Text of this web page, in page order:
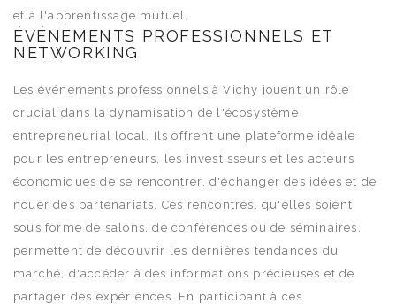
et à l'apprentissage mutuel.
ÉVÉNEMENTS PROFESSIONNELS ET
NETWORKING
Les événements professionnels à Vichy jouent un rôle
crucial dans la dynamisation de l'écosystème
entrepreneurial local. Ils offrent une plateforme idéale
pour les entrepreneurs, les investisseurs et les acteurs
économiques de se rencontrer, d'échanger des idées et de
nouer des partenariats. Ces rencontres, qu'elles soient
sous forme de salons, de conférences ou de séminaires,
permettent de découvrir les dernières tendances du
marché, d'accéder à des informations précieuses et de
partager des expériences. En participant à ces